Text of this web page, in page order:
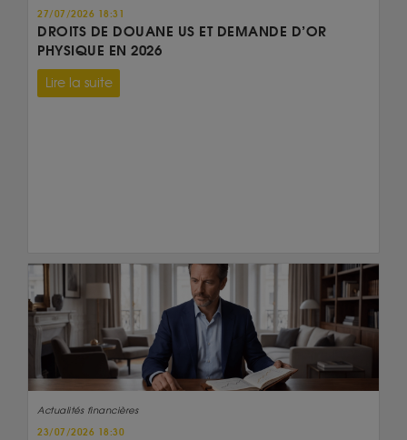
27/07/2026 18:31
DROITS DE DOUANE US ET DEMANDE D’OR
PHYSIQUE EN 2026
Lire la suite
Actualités financières
23/07/2026 18:30